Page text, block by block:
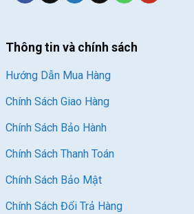
Thông tin và chính sách
Hướng Dẫn Mua Hàng
Chính Sách Giao Hàng
Chính Sách Bảo Hành
Chính Sách Thanh Toán
Chính Sách Bảo Mật
Chính Sách Đổi Trả Hàng